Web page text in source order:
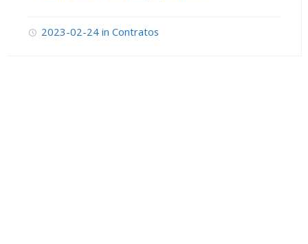
2023-02-24 in Contratos